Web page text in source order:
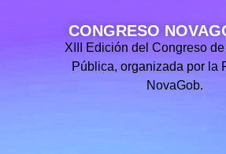
CONGRESO
XIII Edición del Congreso
Pública, organizada por la
NovaGob.